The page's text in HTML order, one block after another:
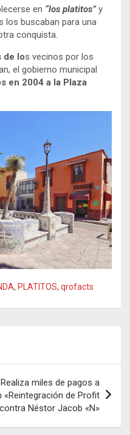
en “los platitos”y
los buscaban para una
conquista.
de los vecinos por los
el gobierno municipal
en 2004 a la Plaza
, PLATITOS, qrofacts
miles de pagos a
de Profit
Néstor Jacob «N»